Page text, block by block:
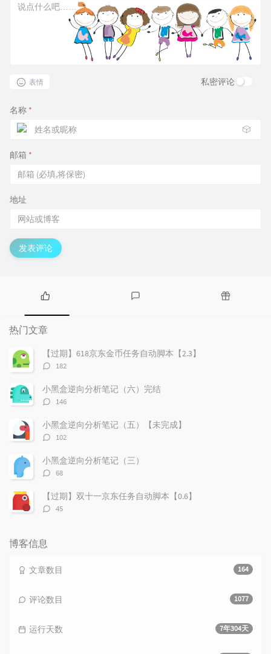
表情 私密评论
名称 *
🎲
邮箱 *
地址
发表评论
热
门
文
章
论
热门文章
【过期】618京东金币任务自动脚本【2.3】
评
数：
182
小黑盒逆向分析笔记（六）完结
评
数：
146
小黑盒逆向分析笔记（五）【未完成】
评
数：
102
小黑盒逆向分析笔记（三）
评
数：
68
【过期】双十一京东任务自动脚本【0.6】
评
45
博客信息
164
文章数目
1077
评论数目
7年304天
运行天数